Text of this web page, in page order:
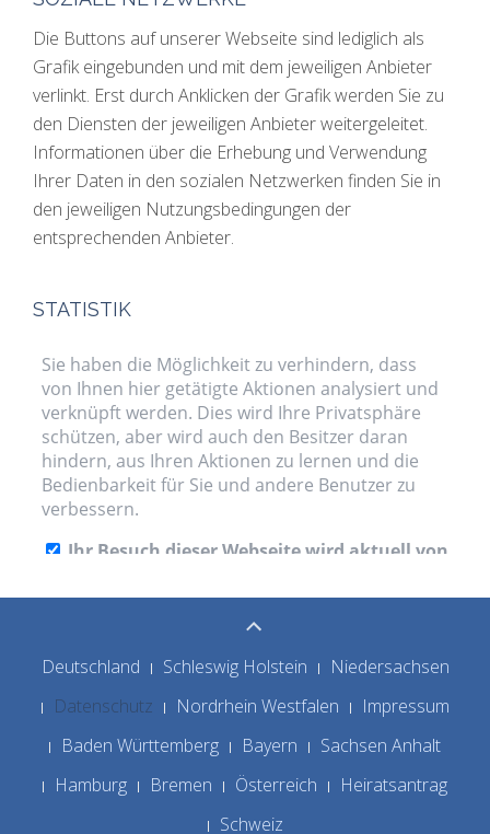
Die Buttons auf unserer Webseite sind lediglich als
Grafik eingebunden und mit dem jeweiligen Anbieter
verlinkt. Erst durch Anklicken der Grafik werden Sie zu
den Diensten der jeweiligen Anbieter weitergeleitet.
Informationen über die Erhebung und Verwendung
Ihrer Daten in den sozialen Netzwerken finden Sie in
den jeweiligen Nutzungsbedingungen der
entsprechenden Anbieter.
STATISTIK
Deutschland Schleswig Holstein
Niedersachsen
Datenschutz
Nordrhein Westfalen
Impressum
Baden Württemberg
Bayern
Sachsen Anhalt
Hamburg
Bremen Österreich
Heiratsantrag
Schweiz